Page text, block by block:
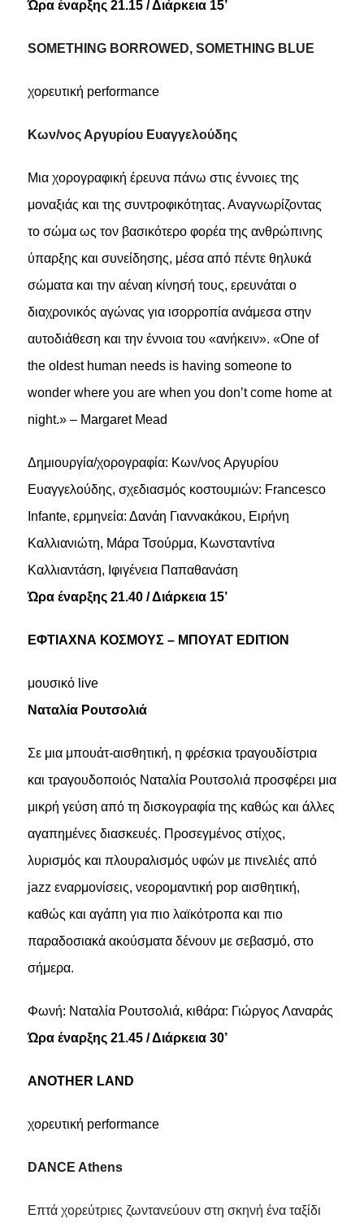
Ώρα έναρξης 21.15 / Διάρκεια 15’
SOMETHING BORROWED, SOMETHING BLUE
χορευτική performance
Κων/νος Αργυρίου Ευαγγελούδης
Μια χορογραφική έρευνα πάνω στις έννοιες της
μοναξιάς και της συντροφικότητας. Αναγνωρίζοντας
το σώμα ως τον βασικότερο φορέα της ανθρώπινης
ύπαρξης και συνείδησης, μέσα από πέντε θηλυκά
σώματα και την αέναη κίνησή τους, ερευνάται ο
διαχρονικός αγώνας για ισορροπία ανάμεσα στην
αυτοδιάθεση και την έννοια του «ανήκειν». «One of
the oldest human needs is having someone to
wonder where you are when you don’t come home at
night.» – Margaret Mead
Δημιουργία/χορογραφία: Κων/νος Αργυρίου
Ευαγγελούδης, σχεδιασμός κοστουμιών: Francesco
Infante, ερμηνεία: Δανάη Γιαννακάκου, Ειρήνη
Καλλιανιώτη, Μάρα Τσούρμα, Κωνσταντίνα
Καλλιαντάση, Ιφιγένεια Παπαθανάση
Ώρα έναρξης 21.40 / Διάρκεια 15’
ΕΦΤΙΑΧΝΑ ΚΟΣΜΟΥΣ – ΜΠΟΥΑΤ EDITION
μουσικό live
Ναταλία Ρουτσολιά
Σε μια μπουάτ-αισθητική, η φρέσκια τραγουδίστρια
και τραγουδοποιός Ναταλία Ρουτσολιά προσφέρει μια
μικρή γεύση από τη δισκογραφία της καθώς και άλλες
αγαπημένες διασκευές. Προσεγμένος στίχος,
λυρισμός και πλουραλισμός υφών με πινελιές από
jazz εναρμονίσεις, νεορομαντική pop αισθητική,
καθώς και αγάπη για πιο λαϊκότροπα και πιο
παραδοσιακά ακούσματα δένουν με σεβασμό, στο
σήμερα.
Φωνή: Ναταλία Ρουτσολιά, κιθάρα: Γιώργος Λαναράς
Ώρα έναρξης 21.45 / Διάρκεια 30’
ANOTHER LAND
χορευτική performance
DANCE Athens
Επτά χορεύτριες ζωντανεύουν στη σκηνή ένα ταξίδι